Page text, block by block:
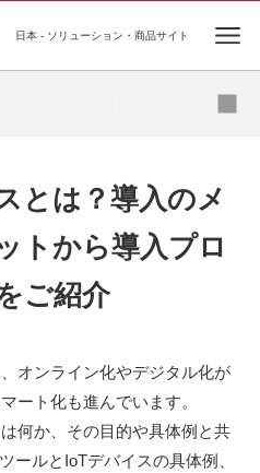
日本 - ソリューション・商品サイト
とは？導入のメ
トから導入プロ
ご紹介
オンライン化やデジタル化が
ート化も進んでいます。
何か、その目的や具体例と共
ールとIoTデバイスの具体例、